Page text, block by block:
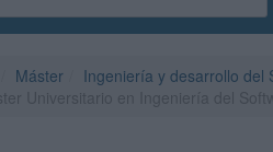
Máster Ingeniería y desarrollo del